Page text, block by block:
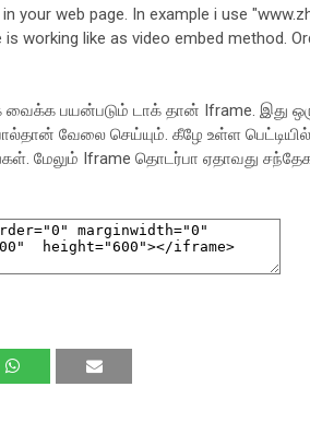
your web page. In example i use
working like as video embed method.
பயன்படும் டாக் தான் Iframe. இது ஒரு
வேலை செய்யும். கீழே உள்ள
மேலும் Iframe தொடர்பா ஏதாவது